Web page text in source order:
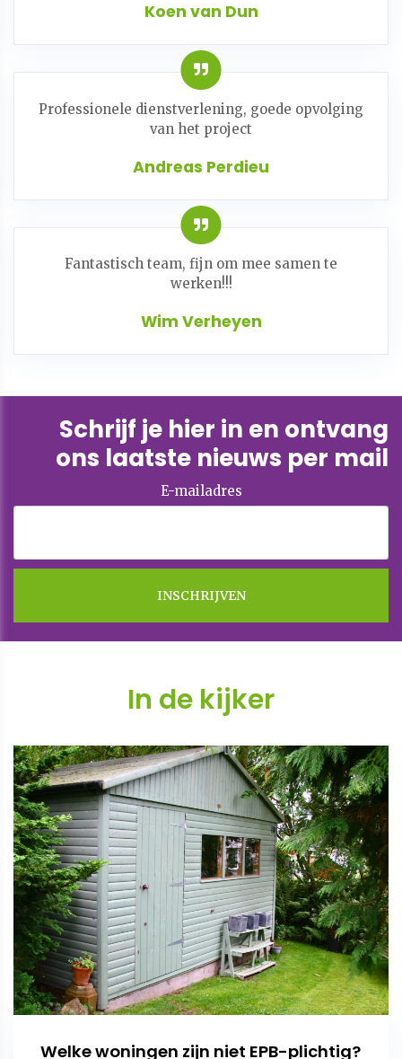
Koen van Dun
Andreas Perdieu
Professionele dienstverlening, goede opvolging
van het project
Wim Verheyen
Fantastisch team, fijn om mee samen te
werken!!!
Schrijf je hier in en ontvang
ons laatste nieuws per mail
E-mailadres
In de kijker
Welke woningen zijn niet EPB-plichtig?